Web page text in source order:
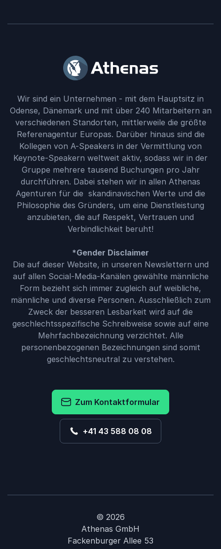
Wir sind ein Unternehmen - mit dem Hauptsitz in
Odense, Dänemark und mit über 240 Mitarbeitern an
verschiedenen Standorten, mittlerweile die größte
Referenagentur Europas. Darüber hinaus sind die
Kollegen von A-Speakers in der Vermittlung von
Keynote-Speakern weltweit aktiv, sodass wir in der
Gruppe mehrere tausend Buchungen pro Jahr
durchführen. Dabei stehen wir in allen Athenas
Agenturen für die skandinavischen Werte und die
Philosophie des Gründers, um eine Dienstleistung
anzubieten, die auf Respekt, Vertrauen und
Verbindlichkeit beruht!
*Gender Disclaimer
Die auf dieser Website, in unseren Newslettern und
auf allen Social-Media-Kanälen gewählte männliche
Form bezieht sich immer zugleich auf weibliche,
männliche und diverse Personen. Ausschließlich zum
Zweck der besseren Lesbarkeit wird auf die
geschlechtsspezifische Schreibweise sowie auf eine
Mehrfachbezeichnung verzichtet. Alle
personenbezogenen Bezeichnungen sind somit
geschlechtsneutral zu verstehen.
Zum Kontaktformular
+41 43 588 08 08
© 2026
Athenas GmbH
Fackenburger Allee 53